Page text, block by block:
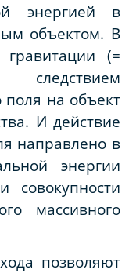
энергией в
объектом. В
(=
следствием
поля на объект
И действие
направлено в
энергии
совокупности
массивного
позволяют